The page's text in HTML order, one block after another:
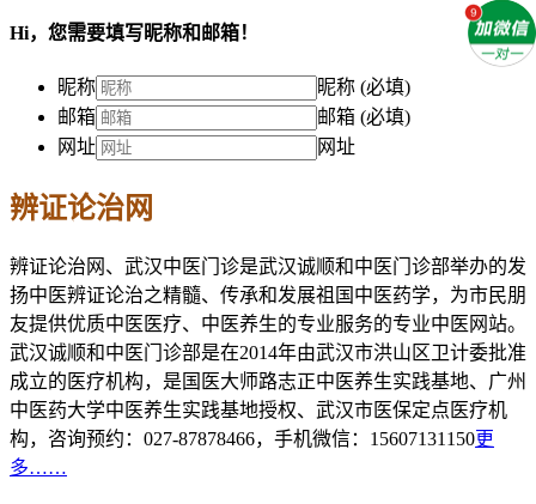
Hi，您需要填写昵称和邮箱！
昵称
昵称 (必填)
邮箱
邮箱 (必填)
网址
网址
辨证论治网
辨证论治网、武汉中医门诊是武汉诚顺和中医门诊部举办的发
扬中医辨证论治之精髓、传承和发展祖国中医药学，为市民朋
友提供优质中医医疗、中医养生的专业服务的专业中医网站。
武汉诚顺和中医门诊部是在2014年由武汉市洪山区卫计委批准
成立的医疗机构，是国医大师路志正中医养生实践基地、广州
中医药大学中医养生实践基地授权、武汉市医保定点医疗机
构，咨询预约：027-87878466，手机微信：15607131150更
多……